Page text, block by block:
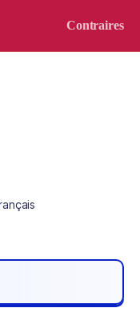
Contraires